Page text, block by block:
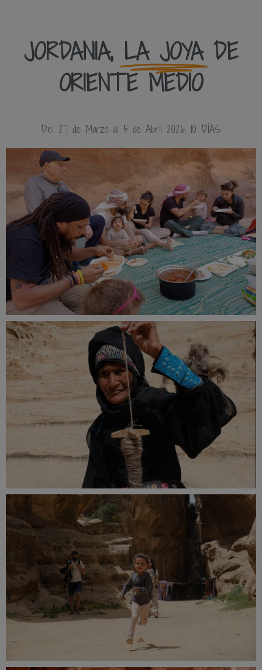
JORDANIA, LA JOYA DE
ORIENTE MEDIO
Del 27 de Marzo al 5 de Abril 2026. 10 DÍAS